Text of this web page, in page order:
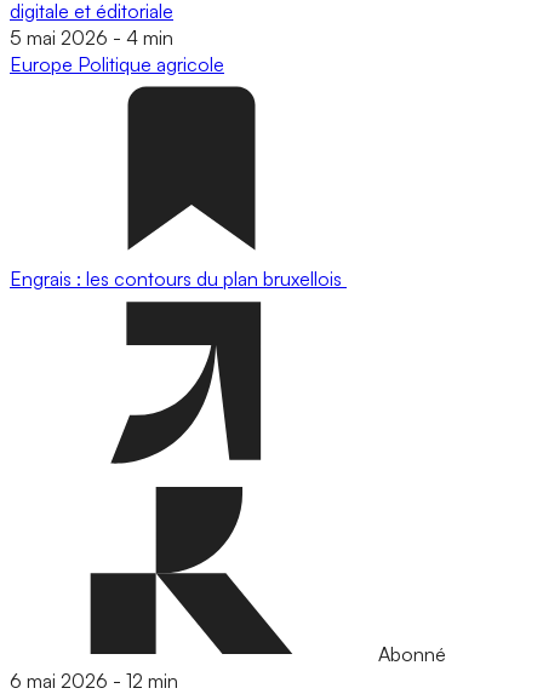
digitale et éditoriale
5 mai 2026 - 4 min
Europe Politique agricole
Engrais : les contours du plan bruxellois
Abonné
6 mai 2026 - 12 min